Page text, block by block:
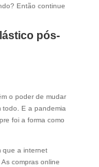
Então continue
pós-
o poder de mudar
todo. E a pandemia
foi a forma como
que a internet
compras online